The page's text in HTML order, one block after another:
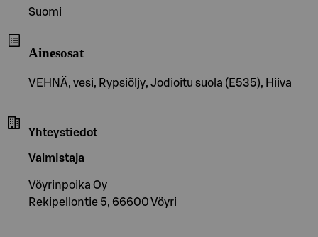
Suomi
Ainesosat
VEHNÄ, vesi, Rypsiöljy, Jodioitu suola (E535), Hiiva
Yhteystiedot
Valmistaja
Vöyrinpoika Oy
Rekipellontie 5, 66600 Vöyri